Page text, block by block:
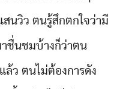
นวิว ตนรู้สึกตกใจว่ามี
ชื่นชมบ้างก็ว่าตน
ล้ว ตนไม่ต้องการดัง